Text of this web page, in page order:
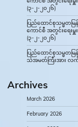
(၃-၂-၂၀၂၆)
ပြည်ထောင်စုသမ္မတမ
ကောင်စီ အတွင်းရေ
(၃-၂-၂၀၂၆)
ပြည်ထောင်စုသမ္မတမ
သံအမတ်ကြီးအား လ
Archives
March 2026
February 2026